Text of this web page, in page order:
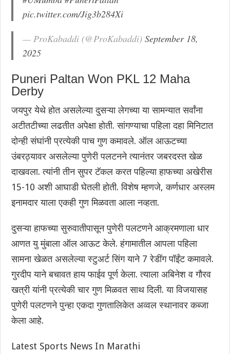
pic.twitter.com/Jig3b284Xi
— ProKabaddi (@ProKabaddi)September 18,
2025
Puneri Paltan Won PKL 12 Maha
Derby
जयपुर येथे होत असलेल्या दुसऱ्या लेगच्या या सामन्यात सर्वांना
अटीतटीच्या लढतीत अपेक्षा होती. सांगण्याचा पहिला दहा मिनिटात
दोन्ही संघांनी प्रत्येकी पाच गुण कमावले. ऑल आऊटच्या
उंबरठ्यावर असलेल्या ‌पुणेरी पलटनने त्यानंतर जबरदस्त खेळ
दाखवला. त्यांनी तीन सुपर टॅकल करत पहिल्या हाफच्या अखेरीस
15-10 अशी आघाडी घेतली होती. विशेष म्हणजे, कर्णधार अस्लम
इनामदार याला एकही गुण मिळवता आला नव्हता.
दुसऱ्या हाफच्या सुरुवातीपासून पुणेरी पलटणने आक्रमणाला धार
आणत यु मुंबाला ऑल आऊट केले. हंगामातील आपला पहिला
सामना खेळत असलेल्या स्टुअर्ट सिंग याने 7 रेडींग पॉईंट कमावले.
गुरदीप याने बचावत हाय फाईव पूर्ण केला. त्याला अबिनेश व गौरव
खत्री यांनी प्रत्येकी चार गुण मिळवत साथ दिली. या विजयासह
पुणेरी पलटणने पुन्हा एकदा गुणतालिकेत अव्वल स्थानावर कब्जा
केला आहे.
Latest Sports News In Marathi